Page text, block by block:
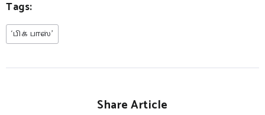
Tags:
‘பிக் பாஸ்’
Share Article